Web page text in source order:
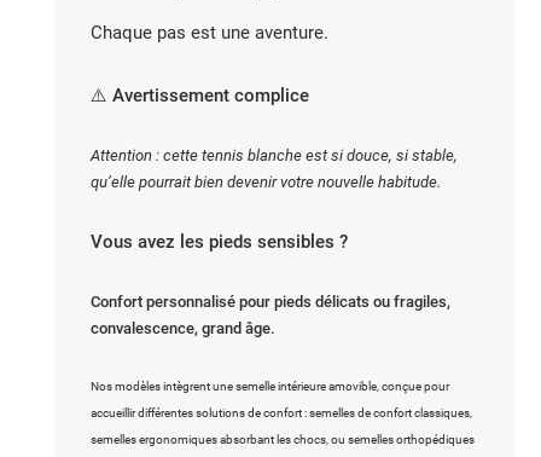
Chaque pas est une aventure.
⚠️ Avertissement complice
Attention : cette tennis blanche est si douce, si stable,
qu’elle pourrait bien devenir votre nouvelle habitude.
Vous avez les pieds sensibles ?
Confort personnalisé pour pieds délicats ou fragiles,
convalescence, grand âge.
Nos modèles intègrent une semelle intérieure amovible, conçue pour
accueillir différentes solutions de confort : semelles de confort classiques,
semelles ergonomiques absorbant les chocs, ou semelles orthopédiques